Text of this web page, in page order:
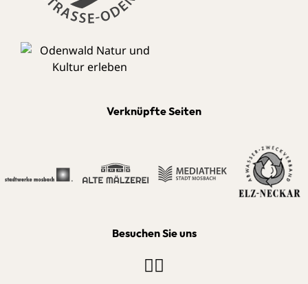
Verknüpfte Seiten
Besuchen Sie uns